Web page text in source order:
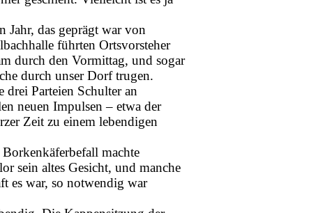
das geprägt war von
führten Ortsvorsteher
durch den Vormittag, und sogar
durch unser Dorf trugen.
drei Parteien Schulter an
neuen Impulsen – etwa der
Zeit zu einem lebendigen
machte
sein altes Gesicht, und manche
es war, so notwendig war